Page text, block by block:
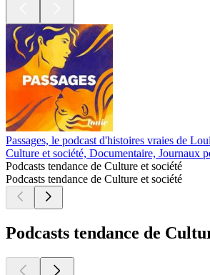
Passages, le podcast d'histoires vraies de
Culture et société, Documentaire, Journaux
Podcasts tendance de Culture et société
Podcasts tendance de Culture et société
Podcasts tendance de